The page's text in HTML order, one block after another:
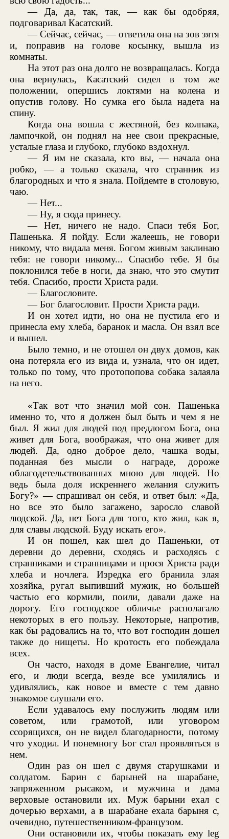
— Да, да, так, так, — как бы одобряя,
подговаривал Касатский.
— Сейчас, сейчас, — ответила она на зов зятя
и, поправив на голове косынку, вышла из
комнаты.
На этот раз она долго не возвращалась. Когда
она вернулась, Касатский сидел в том же
положении, опершись локтями на колена и
опустив голову. Но сумка его была надета на
спину.
Когда она вошла с жестяной, без колпака,
лампочкой, он поднял на нее свои прекрасные,
усталые глаза и глубоко, глубоко вздохнул.
— Я им не сказала, кто вы, — начала она
робко, — а только сказала, что странник из
благородных и что я знала. Пойдемте в столовую,
чаю.
— Нет...
— Ну, я сюда принесу.
— Нет, ничего не надо. Спаси тебя Бог,
Пашенька. Я пойду. Если жалеешь, не говори
никому, что видала меня. Богом живым заклинаю
тебя: не говори никому... Спасибо тебе. Я бы
поклонился тебе в ноги, да знаю, что это смутит
тебя. Спасибо, прости Христа ради.
— Благословите.
— Бог благословит. Прости Христа ради.
И он хотел идти, но она не пустила его и
принесла ему хлеба, баранок и масла. Он взял все
и вышел.
Было темно, и не отошел он двух домов, как
она потеряла его из вида и, узнала, что он идет,
только по тому, что протопопова собака залаяла
на него.
«Так вот что значил мой сон. Пашенька
именно то, что я должен был быть и чем я не
был. Я жил для людей под предлогом Бога, она
живет для Бога, воображая, что она живет для
людей. Да, одно доброе дело, чашка воды,
поданная без мысли о награде, дороже
облагодетельствованных мною для людей. Но
ведь была доля искреннего желания служить
Богу?» — спрашивал он себя, и ответ был: «Да,
но все это было загажено, заросло славой
людской. Да, нет Бога для того, кто жил, как я,
для славы людской. Буду искать его».
И он пошел, как шел до Пашеньки, от
деревни до деревни, сходясь и расходясь с
странниками и странницами и прося Христа ради
хлеба и ночлега. Изредка его бранила злая
хозяйка, ругал выпивший мужик, но большей
частью его кормили, поили, давали даже на
дорогу. Его господское обличье располагало
некоторых в его пользу. Некоторые, напротив,
как бы радовались на то, что вот господин дошел
также до нищеты. Но кротость его побеждала
всех.
Он часто, находя в доме Евангелие, читал
его, и люди всегда, везде все умилялись и
удивлялись, как новое и вместе с тем давно
знакомое слушали его.
Если удавалось ему послужить людям или
советом, или грамотой, или уговором
ссорящихся, он не видел благодарности, потому
что уходил. И понемногу Бог стал проявляться в
нем.
Один раз он шел с двумя старушками и
солдатом. Барин с барыней на шарабане,
запряженном рысаком, и мужчина и дама
верховые остановили их. Муж барыни ехал с
дочерью верхами, а в шарабане ехала барыня с,
очевидно, путешественником-французом.
Они остановили их, чтобы показать ему leg